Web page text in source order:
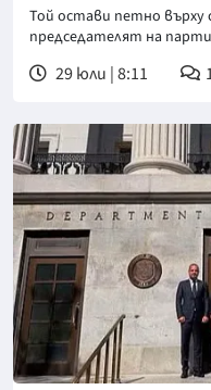
Той остави петно върху
председателят на
29 юли | 8:11